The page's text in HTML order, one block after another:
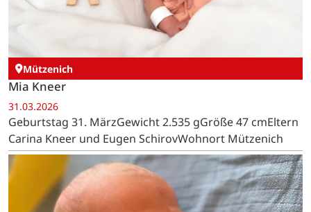
Mützenich
Mia Kneer
31.03.2026
Geburtstag 31. MärzGewicht 2.535 gGröße 47 cmEltern
Carina Kneer und Eugen SchirovWohnort Mützenich